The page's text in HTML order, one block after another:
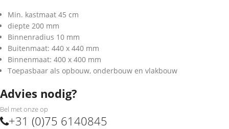
Min. kastmaat 45 cm
diepte 200 mm
Binnenradius 10 mm
Buitenmaat: 440 x 440 mm
Binnenmaat: 400 x 400 mm
Toepasbaar als opbouw, onderbouw en vlakbouw
Advies nodig?
Bel met onze op
+31 (0)75 6140845